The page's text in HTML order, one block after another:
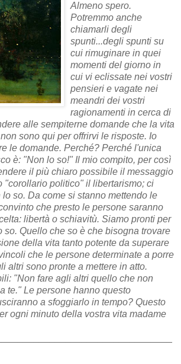
Almeno spero.
Potremmo anche
chiamarli degli
spunti...degli spunti su
cui rimuginare in quei
momenti del giorno in
cui vi eclissate nei vostri
pensieri e vagate nei
meandri dei vostri
ragionamenti in cerca di
alle sempiterne domande che la vita
sono qui per offrirvi le risposte. Io
le domande. Perché? Perché l'unica
è: "Non lo so!" Il mio compito, per così
il più chiaro possibile il messaggio
"corollario politico" il libertarismo; ci
so. Da come si stanno mettendo le
che presto le persone saranno
libertà o schiavitù. Siamo pronti per
so. Quello che so è che bisogna trovare
della vita tanto potente da superare
che le persone determinate a porre
altri sono pronte a mettere in atto.
"Non fare agli altri quello che non
te." Le persone hanno questo
a sfoggiarlo in tempo? Questo
ogni minuto della vostra vita madame